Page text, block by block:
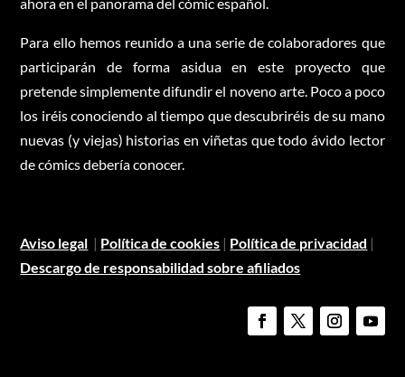
Para ello hemos reunido a una serie de colaboradores que
participarán de forma asidua en este proyecto que
pretende simplemente difundir el noveno arte. Poco a poco
los iréis conociendo al tiempo que descubriréis de su mano
nuevas (y viejas) historias en viñetas que todo ávido lector
de cómics debería conocer.
Aviso legal | Política de cookies | Política de privacidad |
Descargo de responsabilidad sobre afiliados